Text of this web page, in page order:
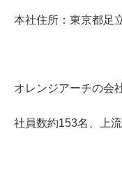
本社住所：東京都足
オレンジアーチの会
社員数約153名、上